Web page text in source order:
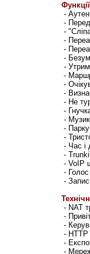
Функції
-
-
-
-
-
-
-
-
-
-
- Не
-
-
-
-
- Час і
-
- VoIP
-
-
- NAT
-
-
- HTTP
-
-